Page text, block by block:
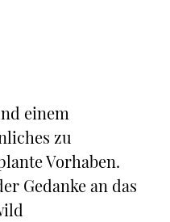
einem
zu
Vorhaben.
Gedanke an das